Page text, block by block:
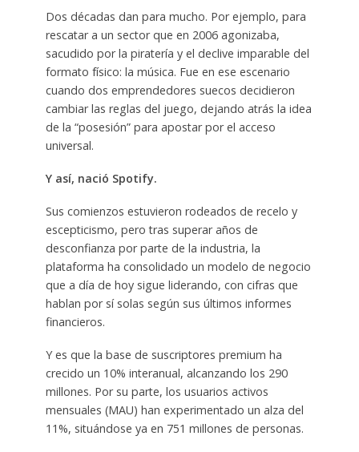
Dos décadas dan para mucho. Por ejemplo, para
rescatar a un sector que en 2006 agonizaba,
sacudido por la piratería y el declive imparable del
formato físico: la música. Fue en ese escenario
cuando dos emprendedores suecos decidieron
cambiar las reglas del juego, dejando atrás la idea
de la “posesión” para apostar por el acceso
universal.
Y así, nació Spotify.
Sus comienzos estuvieron rodeados de recelo y
escepticismo, pero tras superar años de
desconfianza por parte de la industria, la
plataforma ha consolidado un modelo de negocio
que a día de hoy sigue liderando, con cifras que
hablan por sí solas según sus últimos informes
financieros.
Y es que la base de suscriptores premium ha
crecido un 10% interanual, alcanzando los 290
millones. Por su parte, los usuarios activos
mensuales (MAU) han experimentado un alza del
11%, situándose ya en 751 millones de personas.